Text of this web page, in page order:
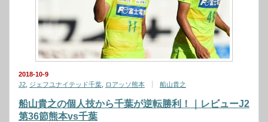
2018-10-9
J2 ジェフユナイテッド千葉 ロアッソ熊本 船山貴之
船山貴之の個人技から千葉が逆転勝利！｜レビューJ2
第36節熊本vs千葉